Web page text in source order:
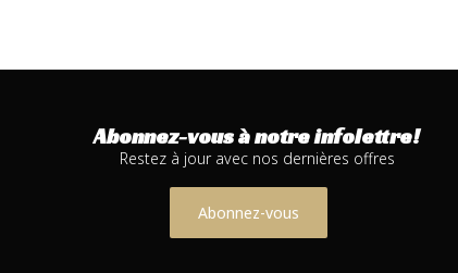
Abonnez-vous à notre infolettre!
Restez à jour avec nos dernières offres
Abonnez-vous